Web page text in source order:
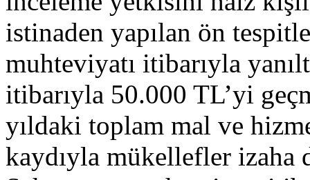
istinaden yapılan ön
muhteviyatı itibarıyla
itibarıyla 50.000 TL’yi
yıldaki toplam mal ve
kaydıyla mükellefler izaha